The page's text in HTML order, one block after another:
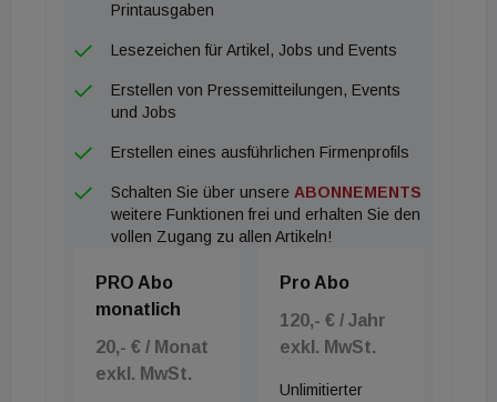
Printausgaben
Lesezeichen für Artikel, Jobs und Events
Erstellen von Pressemitteilungen, Events
und Jobs
Erstellen eines ausführlichen Firmenprofils
Schalten Sie über unsere ABONNEMENTS
weitere Funktionen frei und erhalten Sie den
vollen Zugang zu allen Artikeln!
PRO Abo
monatlich
20,- € / Monat
exkl. MwSt.
Pro Abo
120,- € / Jahr
exkl. MwSt.
Unlimitierter